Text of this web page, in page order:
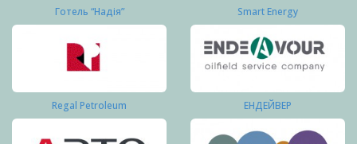
Готель “Надія” Smart Energy
Regal Petroleum ЕНДЕЙВЕР